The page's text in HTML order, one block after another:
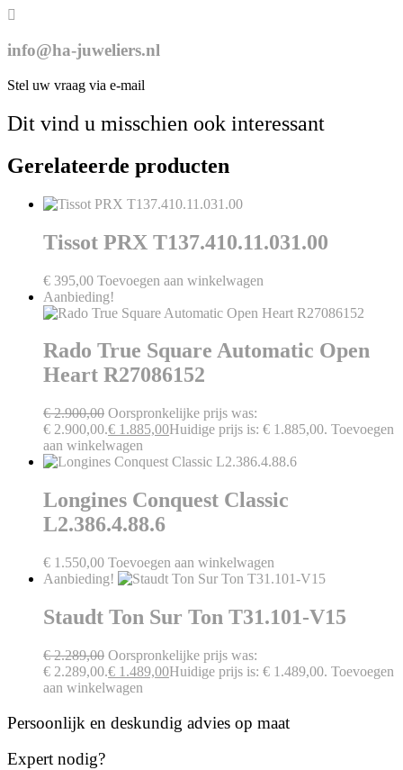
info@ha-juweliers.nl
Stel uw vraag via e-mail
Dit vind u misschien ook interessant
Gerelateerde producten
Tissot PRX T137.410.11.031.00
€ 395,00 Toevoegen aan winkelwagen
Aanbieding!
Rado True Square Automatic Open
Heart R27086152
€2.900,00 Oorspronkelijke prijs was:
€ 2.900,00.€ 1.885,00Huidige prijs is: € 1.885,00. Toevoegen
aan winkelwagen
Longines Conquest Classic
L2.386.4.88.6
€ 1.550,00 Toevoegen aan winkelwagen
Aanbieding!
Staudt Ton Sur Ton T31.101-V15
€2.289,00 Oorspronkelijke prijs was:
€ 2.289,00.€ 1.489,00Huidige prijs is: € 1.489,00. Toevoegen
aan winkelwagen
Persoonlijk en deskundig advies op maat
Expert nodig?